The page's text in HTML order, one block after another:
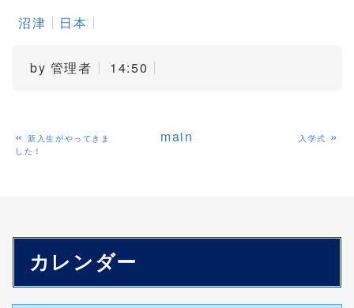
沼津 日本
by 管理者 14:50
«新入生がやってきま
した！
main 入学式 »
カレンダー